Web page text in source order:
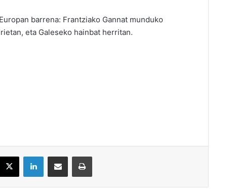
barrena: Frantziako Gannat munduko
eta Galeseko hainbat herritan.